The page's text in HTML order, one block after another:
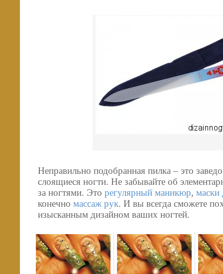
Неправильно подобранная пилка – это
слоящиеся ногти. Не забывайте об
за ногтями. Это регулярный маникюр, маски
конечно массаж рук. И вы всегда сможете
изысканным дизайном ваших ногтей.